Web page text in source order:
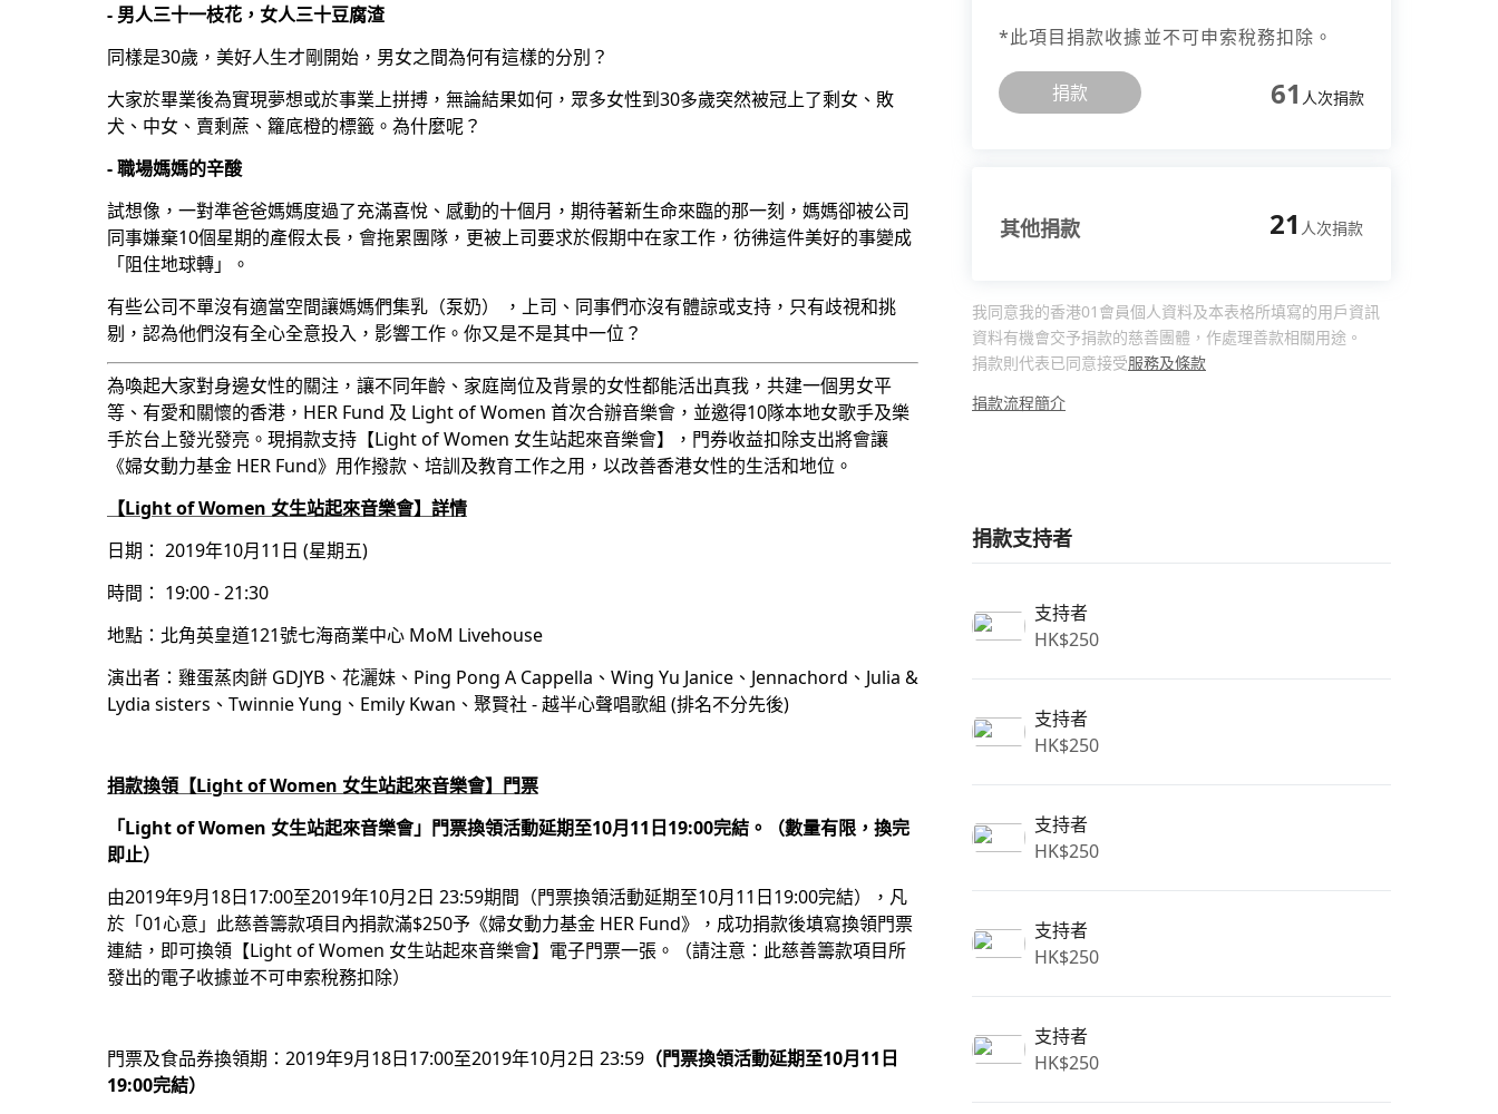
- 男人三十一枝花，女人三十豆腐渣
同樣是30歲，美好人生才剛開始，男女之間為何有這樣的分別？
大家於畢業後為實現夢想或於事業上拼搏，無論結果如何，眾多女性到30多歲突然被冠上了剩女、敗
犬、中女、賣剩蔗、籮底橙的標籤。為什麼呢？
- 職場媽媽的辛酸
試想像，一對準爸爸媽媽度過了充滿喜悅、感動的十個月，期待著新生命來臨的那一刻，媽媽卻被公司
同事嫌棄10個星期的產假太長，會拖累團隊，更被上司要求於假期中在家工作，彷彿這件美好的事變成
「阻住地球轉」。
有些公司不單沒有適當空間讓媽媽們集乳（泵奶） ，上司、同事們亦沒有體諒或支持，只有歧視和挑
剔，認為他們沒有全心全意投入，影響工作。你又是不是其中一位？
為喚起大家對身邊女性的關注，讓不同年齡、家庭崗位及背景的女性都能活出真我，共建一個男女平
等、有愛和關懷的香港， HER Fund 及 Light of Women 首次合辦音樂會，並邀得10隊本地女歌手及樂
手於台上發光發亮。現捐款支持 【Light of Women 女生站起來音樂會】，門券收益扣除支出將會讓
《婦女動力基金 HER Fund》用作撥款、培訓及教育工作之用，以改善香港女性的生活和地位。
【Light of Women 女生站起來音樂會】詳情
日期： 2019年10月11日 (星期五)
時間： 19:00 - 21:30
地點：北角英皇道121號七海商業中心 MoM Livehouse
演出者：雞蛋蒸肉餅 GDJYB、花灑妹、Ping Pong A Cappella、Wing Yu Janice、Jennachord、Julia &
Lydia sisters、Twinnie Yung、Emily Kwan、聚賢社 - 越半心聲唱歌組 (排名不分先後)
捐款換領 【Light of Women 女生站起來音樂會】門票
「Light of Women 女生站起來音樂會」門票換領活動延期至10月11日19:00完結。（數量有限，換完
即止）
由2019年9月18日17:00至2019年10月2日 23:59期間（門票換領活動延期至10月11日19:00完結），凡
於「01心意」此慈善籌款項目內捐款滿$250予《婦女動力基金 HER Fund》，成功捐款後填寫換領門票
連結，即可換領【Light of Women 女生站起來音樂會】電子門票一張。（請注意：此慈善籌款項目所
發出的電子收據並不可申索稅務扣除）
門票及食品券換領期： 2019年9月18日17:00至2019年10月2日 23:59 （門票換領活動延期至10月11日
19:00完結）
*此項目捐款收據並不可申索稅務扣除。
捐款 61 人次捐款
其他捐款 21 人次捐款
我同意我的香港01會員個人資料及本表格所填寫的用戶資訊
資料有機會交予捐款的慈善團體，作處理善款相關用途。
捐款則代表已同意接受服務及條款
捐款流程簡介
捐款支持者
支持者
HK$250
支持者
HK$250
支持者
HK$250
支持者
HK$250
支持者
HK$250